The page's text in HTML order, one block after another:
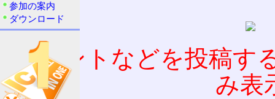
コメントなどを投稿す
み表
参加の案内
ダウンロード